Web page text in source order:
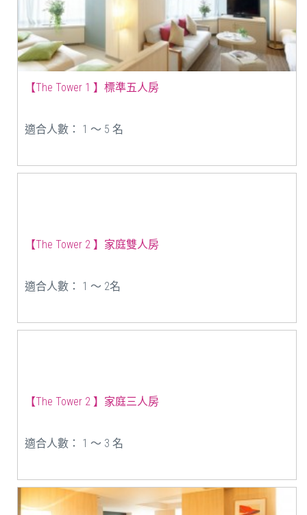
【The Tower 1 】標準五人房
適合人數： 1 ～ 5 名
【The Tower 2 】家庭雙人房
適合人數： 1 ～ 2名
【The Tower 2 】家庭三人房
適合人數： 1 ～ 3 名